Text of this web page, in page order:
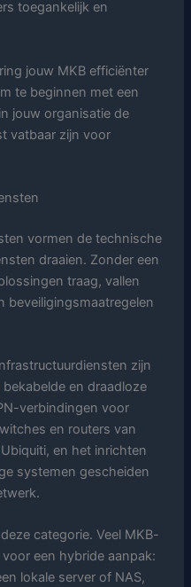
toegankelijk en
jouw MKB efficiënter
te beginnen met een
jouw organisatie de
vatbaar zijn voor
vormen de technische
draaien. Zonder een
traag, vallen
beveiligingsmaatregelen
zijn
en draadloze
verbindingen voor
en routers van
en het inrichten
systemen gescheiden
categorie. Veel MKB-
een hybride aanpak:
lokale server of NAS,